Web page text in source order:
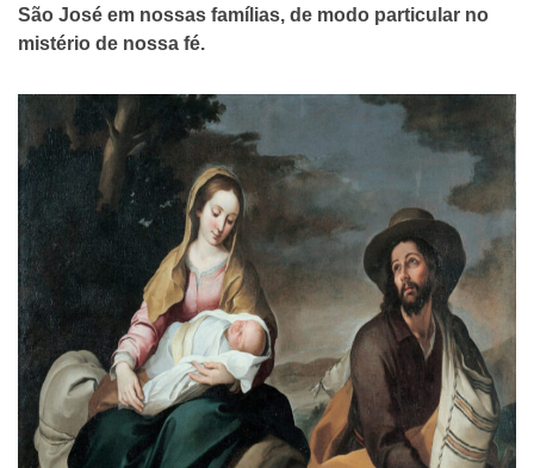
São José em nossas famílias, de modo particular no
mistério de nossa fé.